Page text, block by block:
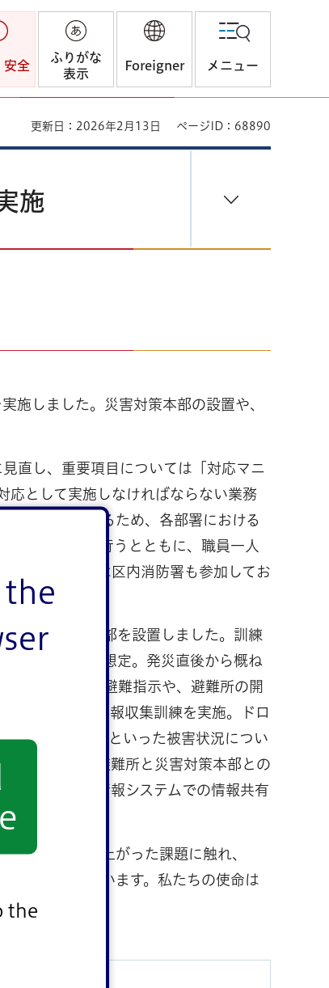
the
the
安全
ふりがな
表示
Foreigner メニュー
更新日：2026年2月13日 ページID：68890
施
施しました。災害対策本部の設置や、
直し、重要項目については「対応マニ
応として実施しなければならない業務
小限にとどめるため、各部署における
確認・検証を行うとともに、職員一人
。昨年度からは区内消防署も参加してお
る災害対策本部を設置しました。訓練
生したことを想定。発災直後から概ね
沿岸部からの避難指示や、避難所の開
ンを活用した情報収集訓練を実施。ドロ
や家屋の倒壊といった被害状況につい
網を活用した避難所と災害対策本部との
署では、防災情報システムでの情報共有
訓練で浮かび上がった課題に触れ、
になったと思います。私たちの使命は